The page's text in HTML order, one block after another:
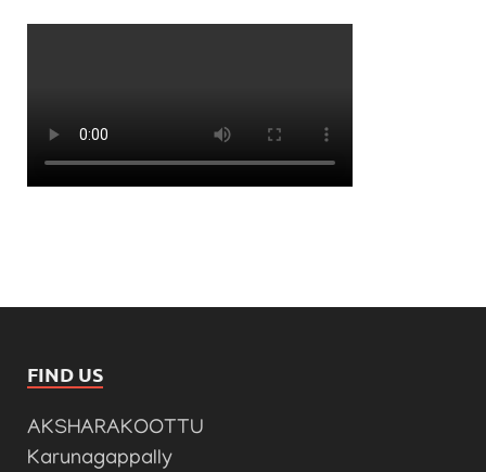
FIND US
AKSHARAKOOTTU
Karunagappally